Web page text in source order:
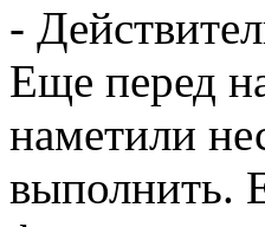
-
Еще перед
наметили
выполнить.